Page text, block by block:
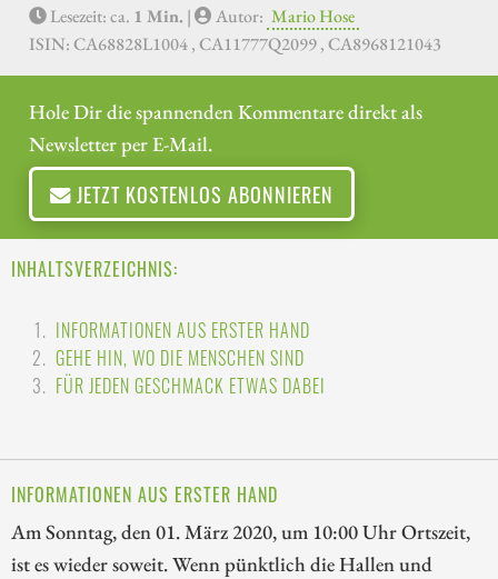
Lesezeit: ca. 1 Min. | Autor: Mario Hose
ISIN: CA68828L1004 , CA11777Q2099 , CA8968121043
Hole Dir die spannenden Kommentare direkt als
Newsletter per E-Mail.
JETZT KOSTENLOS ABONNIEREN
INHALTSVERZEICHNIS:
INFORMATIONEN AUS ERSTER HAND
GEHE HIN, WO DIE MENSCHEN SIND
FÜR JEDEN GESCHMACK ETWAS DABEI
INFORMATIONEN AUS ERSTER HAND
Am Sonntag, den 01. März 2020, um 10:00 Uhr Ortszeit,
ist es wieder soweit. Wenn pünktlich die Hallen und